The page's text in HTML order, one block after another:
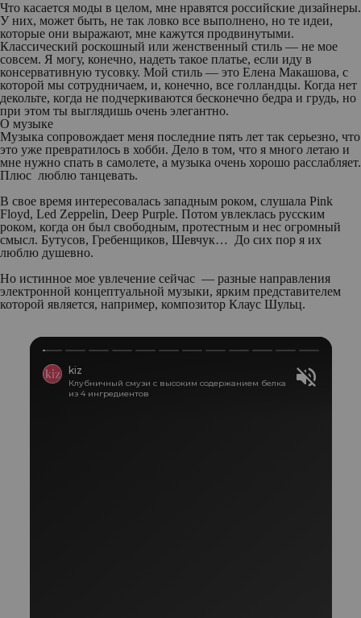
Что касается моды в целом, мне нравятся российские дизайнеры.
У них, может быть, не так ловко все выполнено, но те идеи,
которые они выражают, мне кажутся продвинутыми.
Классический роскошный или женственный стиль — не мое
совсем. Я могу, конечно, надеть такое платье, если иду в
консервативную тусовку. Мой стиль — это Елена Макашова, с
которой мы сотрудничаем, и, конечно, все голландцы. Когда нет
декольте, когда не подчеркиваются бесконечно бедра и грудь, но
при этом ты выглядишь очень элегантно.
О музыке
Музыка сопровождает меня последние пять лет так серьезно, что
это уже превратилось в хобби. Дело в том, что я много летаю и
мне нужно спать в самолете, а музыка очень хорошо расслабляет.
Плюс люблю танцевать.
В свое время интересовалась западным роком, слушала Pink
Floyd, Led Zeppelin, Deep Purple. Потом увлеклась русским
роком, когда он был свободным, протестным и нес огромный
смысл. Бутусов, Гребенщиков, Шевчук… До сих пор я их
люблю душевно.
Но истинное мое увлечение сейчас — разные направления
электронной концептуальной музыки, ярким представителем
которой является, например, композитор Клаус Шульц.